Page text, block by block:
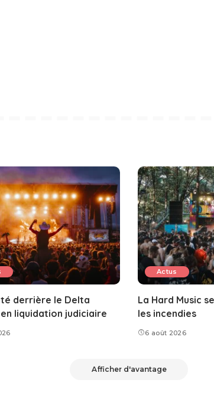
derrière le Delta
liquidation judiciaire
Actus
La Hard Music
les incendies
6 août 2026
Afficher d'avantage